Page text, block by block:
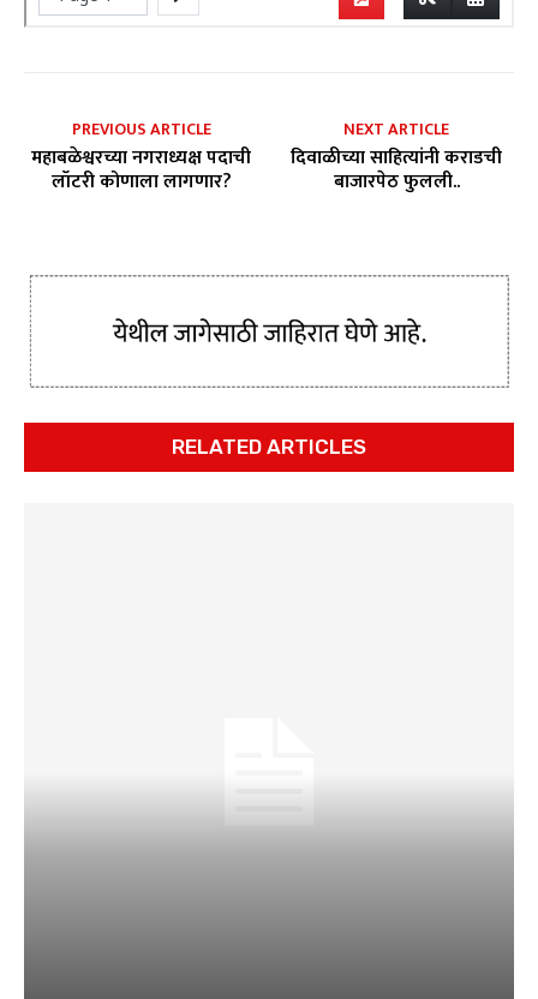
PREVIOUS ARTICLE
महाबळेश्वरच्या नगराध्यक्ष पदाची
लॉटरी कोणाला लागणार?
NEXT ARTICLE
दिवाळीच्या साहित्यांनी कराडची
बाजारपेठ फुलली..
RELATED ARTICLES